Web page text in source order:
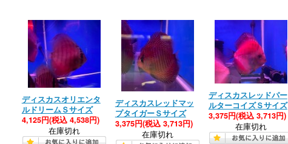
ディスカスオリエンタ
ルドリームＳサイズ
4,125円(税込 4,538円)
在庫切れ
ディスカスレッドマッ
プタイガーＳサイズ
3,375円(税込 3,713円)
在庫切れ
ディスカスレッドパー
ルターコイズＳサイズ
3,375円(税込 3,713円)
在庫切れ